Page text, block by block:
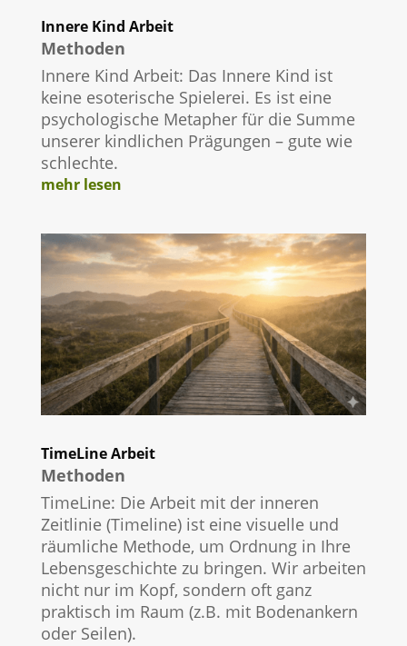
Innere Kind Arbeit
Methoden
Innere Kind Arbeit: Das Innere Kind ist
keine esoterische Spielerei. Es ist eine
psychologische Metapher für die Summe
unserer kindlichen Prägungen – gute wie
schlechte.
mehr lesen
TimeLine Arbeit
Methoden
TimeLine: Die Arbeit mit der inneren
Zeitlinie (Timeline) ist eine visuelle und
räumliche Methode, um Ordnung in Ihre
Lebensgeschichte zu bringen. Wir arbeiten
nicht nur im Kopf, sondern oft ganz
praktisch im Raum (z.B. mit Bodenankern
oder Seilen).